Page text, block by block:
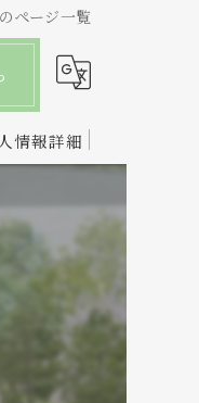
ページ一覧
情報詳細